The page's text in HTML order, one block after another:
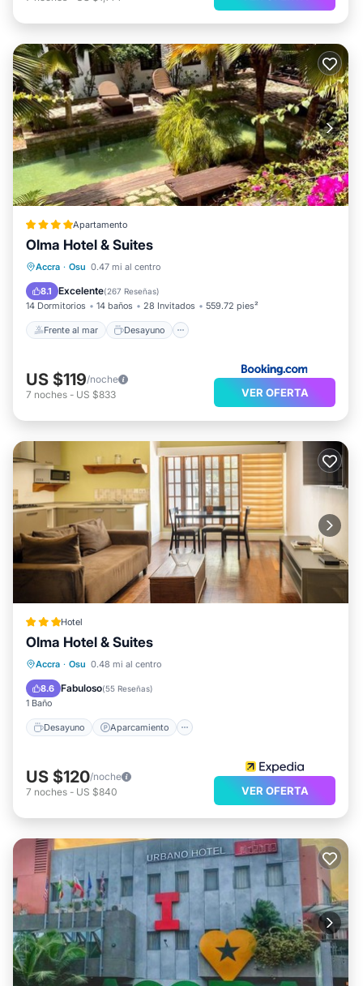
Apartamento
Olma Hotel & Suites
Accra · Osu 0.47 mi al centro
8.1 Excelente(267 Reseñas)
14 Dormitorios 14 baños 28 Invitados 559.72 pies²
Frente al mar Desayuno
Frente al mar
Aparcamiento
US $119/noche
7 noches - US $833 VER OFERTA
Hotel
Olma Hotel & Suites
Accra · Osu 0.48 mi al centro
8.6 Fabuloso(55 Reseñas)
1 Baño
Desayuno Aparcamiento
Desayuno Aparcamiento
Spa
US $120/noche
7 noches - US $840 VER OFERTA